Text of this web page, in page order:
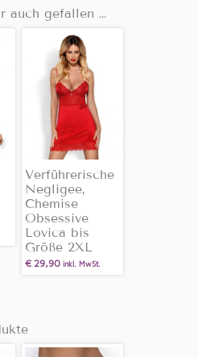
auch gefallen …
Verführerische
Negligee,
Chemise
Obsessive
Lovica bis
Größe 2XL
€29,90 inkl. MwSt.